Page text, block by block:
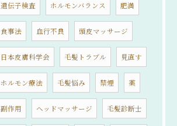
遺伝子検査 ホルモンバランス 肥満
食事法 血行不良 頭皮マッサージ
日本皮膚科学会 毛髪トラブル 見直す
ホルモン療法 毛髪悩み 禁煙 薬
副作用 ヘッドマッサージ 毛髪診断士